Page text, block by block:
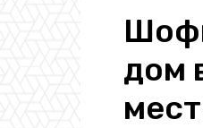
дом